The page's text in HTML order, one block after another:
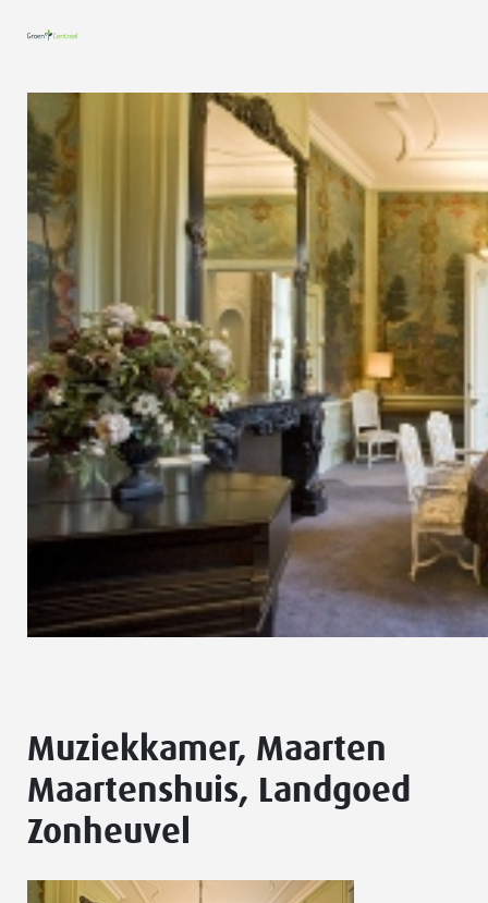
Muziekkamer, Maarten
Maartenshuis, Landgoed
Zonheuvel